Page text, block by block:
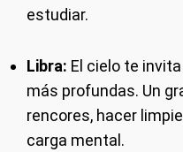
estudiar.
Libra: El cielo te
más profundas. Un
rencores, hacer
carga mental.